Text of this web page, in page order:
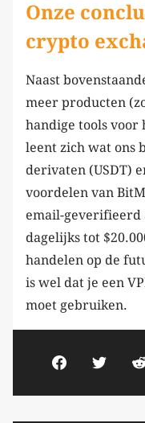
Onze
crypto
Naast
meer producten
handige tools voor
leent zich wat ons
derivaten (USDT)
voordelen van
email-geverifieerd
dagelijks tot
handelen op de
is wel dat je een
moet gebruiken.